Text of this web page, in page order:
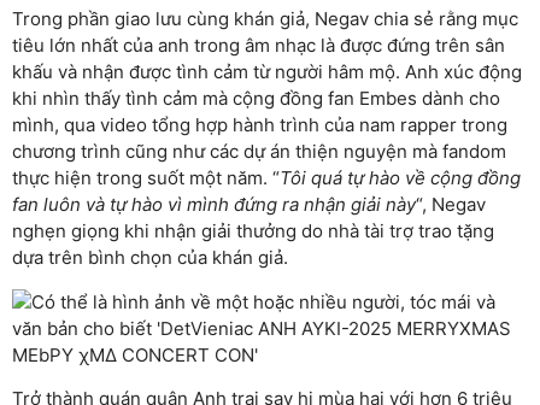
Trong phần giao lưu cùng khán giả, Negav chia sẻ rằng mục
tiêu lớn nhất của anh trong âm nhạc là được đứng trên sân
khấu và nhận được tình cảm từ người hâm mộ. Anh xúc động
khi nhìn thấy tình cảm mà cộng đồng fan Embes dành cho
mình, qua video tổng hợp hành trình của nam rapper trong
chương trình cũng như các dự án thiện nguyện mà fandom
thực hiện trong suốt một năm. “Tôi quá tự hào về cộng đồng
fan luôn và tự hào vì mình đứng ra nhận giải này“, Negav
nghẹn giọng khi nhận giải thưởng do nhà tài trợ trao tặng
dựa trên bình chọn của khán giả.
Trở thành quán quân Anh trai say hi mùa hai với hơn 6 triệu